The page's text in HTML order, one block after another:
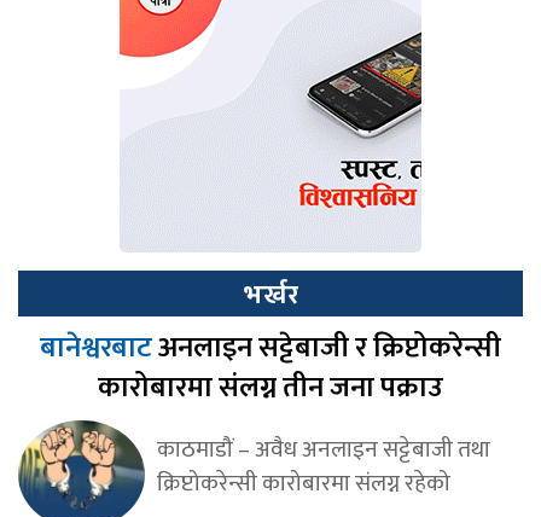
भर्खर
बानेश्वरबाटअनलाइन सट्टेबाजी र क्रिप्टोकरेन्सी
कारोबारमा संलग्न तीन जना पक्राउ
काठमाडौं – अवैध अनलाइन सट्टेबाजी तथा
क्रिप्टोकरेन्सी कारोबारमा संलग्न रहेको